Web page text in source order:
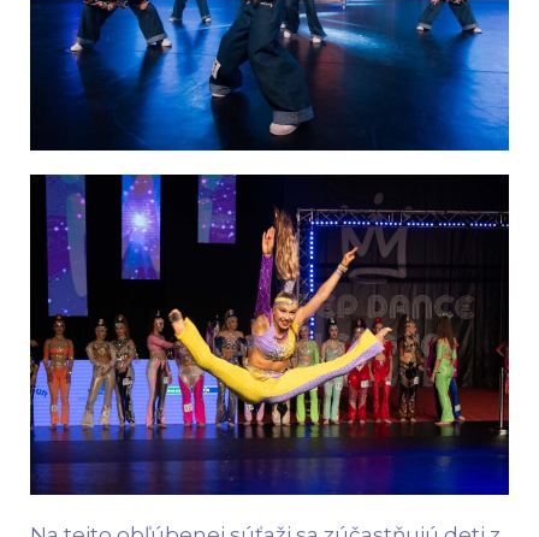
Na tejto obľúbenej súťaži sa zúčastňujú deti z
rôznych športových klubov Slovenska. Deep